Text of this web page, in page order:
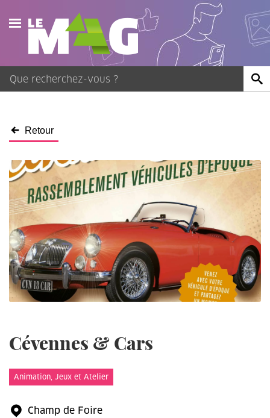
Actualités
Agenda
Contact
Retour
Cévennes & Cars
Animation, Jeux et Atelier
Champ de Foire